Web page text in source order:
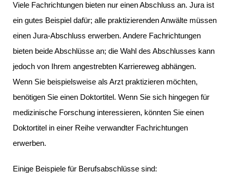
Viele Fachrichtungen bieten nur einen Abschluss an. Jura ist
ein gutes Beispiel dafür; alle praktizierenden Anwälte müssen
einen Jura-Abschluss erwerben. Andere Fachrichtungen
bieten beide Abschlüsse an; die Wahl des Abschlusses kann
jedoch von Ihrem angestrebten Karriereweg abhängen.
Wenn Sie beispielsweise als Arzt praktizieren möchten,
benötigen Sie einen Doktortitel. Wenn Sie sich hingegen für
medizinische Forschung interessieren, könnten Sie einen
Doktortitel in einer Reihe verwandter Fachrichtungen
erwerben.
Einige Beispiele für Berufsabschlüsse sind: